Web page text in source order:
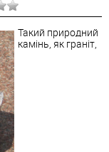
Такий природний
камінь, як граніт,